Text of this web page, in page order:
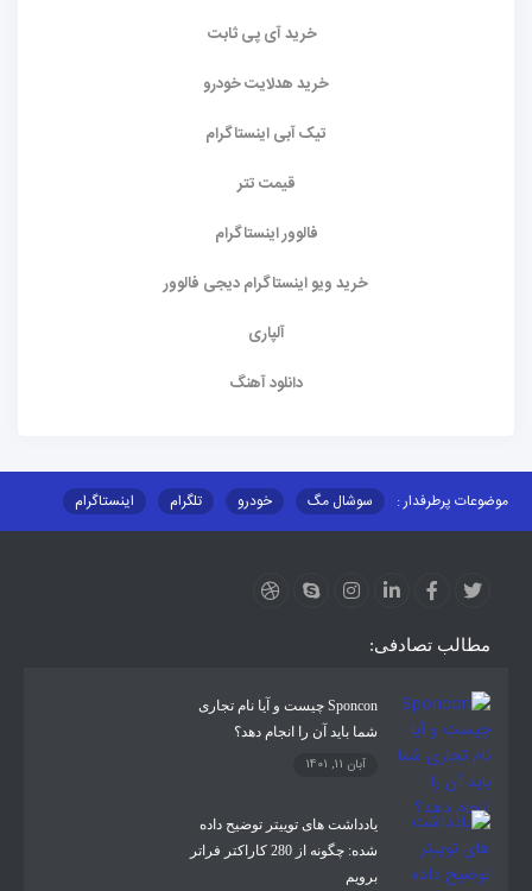
خرید آی پی ثابت
خرید هدلایت خودرو
تیک آبی اینستاگرام
قیمت تتر
فالوور اینستاگرام
خرید ویو اینستاگرام دیجی فالوور
آلپاری
دانلود آهنگ
موضوعات پرطرفدار : سوشال مگ خودرو تلگرام
اینستاگرام
مطالب تصادفی:
Sponcon چیست و آیا نام تجاری
شما باید آن را انجام دهد؟
آبان 11, 1401
یادداشت های توییتر توضیح داده
شده: چگونه از 280 کاراکتر فراتر
برویم